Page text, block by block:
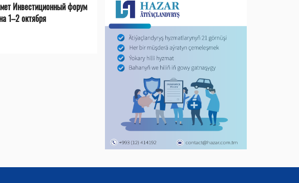
Инвестиционный форум
1–2 октября